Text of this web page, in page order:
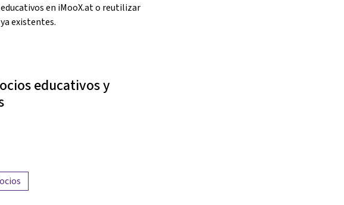
en iMooX.at o reutilizar
existentes.
educativos y